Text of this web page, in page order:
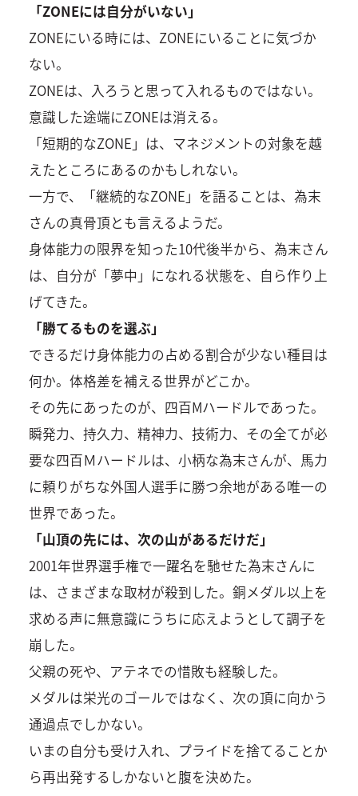
「ZONEには自分がいない」
ZONEにいる時には、ZONEにいることに気づか
ない。
ZONEは、入ろうと思って入れるものではない。
意識した途端にZONEは消える。
「短期的なZONE」は、マネジメントの対象を越
えたところにあるのかもしれない。
一方で、「継続的なZONE」を語ることは、為末
さんの真骨頂とも言えるようだ。
身体能力の限界を知った10代後半から、為末さん
は、自分が「夢中」になれる状態を、自ら作り上
げてきた。
「勝てるものを選ぶ」
できるだけ身体能力の占める割合が少ない種目は
何か。体格差を補える世界がどこか。
その先にあったのが、四百Mハードルであった。
瞬発力、持久力、精神力、技術力、その全てが必
要な四百Ｍハードルは、小柄な為末さんが、馬力
に頼りがちな外国人選手に勝つ余地がある唯一の
世界であった。
「山頂の先には、次の山があるだけだ」
2001年世界選手権で一躍名を馳せた為末さんに
は、さまざまな取材が殺到した。銅メダル以上を
求める声に無意識にうちに応えようとして調子を
崩した。
父親の死や、アテネでの惜敗も経験した。
メダルは栄光のゴールではなく、次の頂に向かう
通過点でしかない。
いまの自分も受け入れ、プライドを捨てることか
ら再出発するしかないと腹を決めた。